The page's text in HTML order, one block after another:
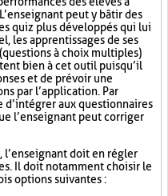
peut y bâtir des
quiz plus développés qui lui
les apprentissages de ses
à choix multiples)
bien à cet outil puisqu’il
et de prévoir une
par l’application. Par
aux questionnaires
l’enseignant peut corriger
doit en régler
Il doit notamment choisir le
options suivantes :